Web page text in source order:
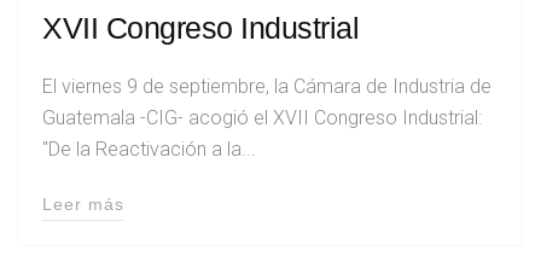
XVII Congreso Industrial
El viernes 9 de septiembre, la Cámara de Industria de
Guatemala -CIG- acogió el XVII Congreso Industrial:
"De la Reactivación a la...
Leer más